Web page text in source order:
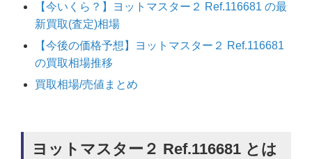
【今いくら？】ヨットマスター２ Ref.116681 の最
新買取(査定)相場
【今後の価格予想】ヨットマスター２ Ref.116681
の買取相場推移
買取相場/売値まとめ
ヨットマスター２ Ref.116681 とは